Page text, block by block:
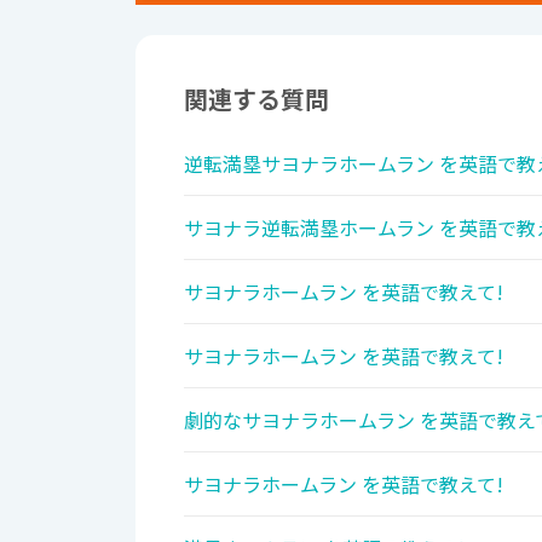
関連する質問
逆転満塁サヨナラホームラン を英語で教
サヨナラ逆転満塁ホームラン を英語で教
サヨナラホームラン を英語で教えて!
サヨナラホームラン を英語で教えて!
劇的なサヨナラホームラン を英語で教え
サヨナラホームラン を英語で教えて!